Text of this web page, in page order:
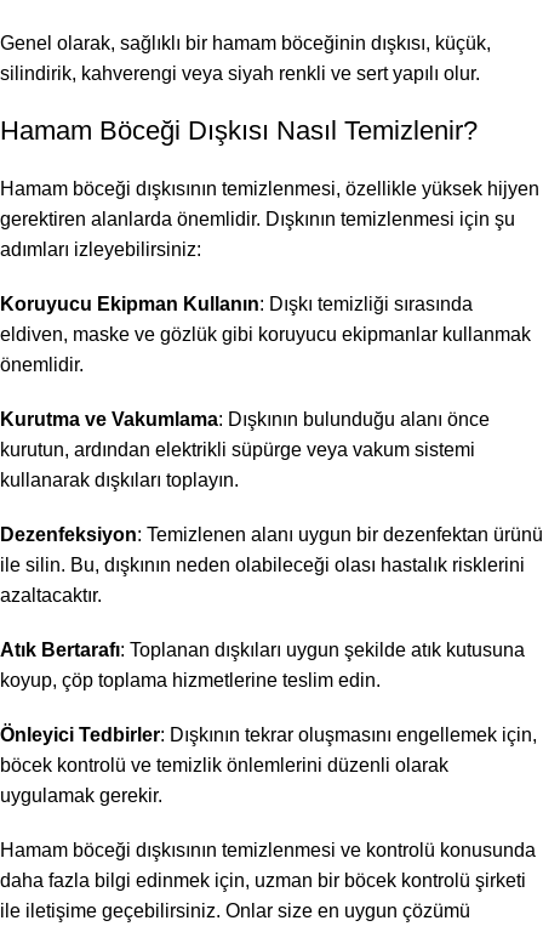
Genel olarak, sağlıklı bir hamam böceğinin dışkısı, küçük,
silindirik, kahverengi veya siyah renkli ve sert yapılı olur.
Hamam Böceği Dışkısı Nasıl Temizlenir?
Hamam böceği dışkısının temizlenmesi, özellikle yüksek hijyen
gerektiren alanlarda önemlidir. Dışkının temizlenmesi için şu
adımları izleyebilirsiniz:
Koruyucu Ekipman Kullanın: Dışkı temizliği sırasında
eldiven, maske ve gözlük gibi koruyucu ekipmanlar kullanmak
önemlidir.
Kurutma ve Vakumlama: Dışkının bulunduğu alanı önce
kurutun, ardından elektrikli süpürge veya vakum sistemi
kullanarak dışkıları toplayın.
Dezenfeksiyon: Temizlenen alanı uygun bir dezenfektan ürünü
ile silin. Bu, dışkının neden olabileceği olası hastalık risklerini
azaltacaktır.
Atık Bertarafı: Toplanan dışkıları uygun şekilde atık kutusuna
koyup, çöp toplama hizmetlerine teslim edin.
Önleyici Tedbirler: Dışkının tekrar oluşmasını engellemek için,
böcek kontrolü ve temizlik önlemlerini düzenli olarak
uygulamak gerekir.
Hamam böceği dışkısının temizlenmesi ve kontrolü konusunda
daha fazla bilgi edinmek için, uzman bir böcek kontrolü şirketi
ile iletişime geçebilirsiniz. Onlar size en uygun çözümü